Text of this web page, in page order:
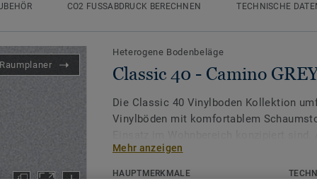
CO2 FUSSABDRUCK BERECHNEN
TECHNISCHE
Raumplaner
Heterogene Bodenbeläge
Classic 40 - Camino
Die Classic 40 Vinylboden Kollektion
Vinylböden mit komfortablem
Kollektion eignet sie sich ideal für stark
Eingangsbereiche, Flure oder
Mehr anzeigen
HAUPTMERKMALE